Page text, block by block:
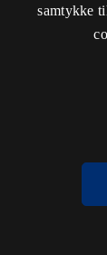
samtykke